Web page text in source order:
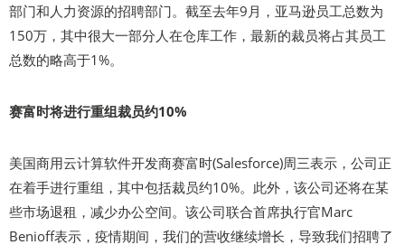
部门和人力资源的招聘部门。截至去年9月，亚马逊员工总数为
150万，其中很大一部分人在仓库工作，最新的裁员将占其员工
总数的略高于1%。
赛富时将进行重组裁员约10%
美国商用云计算软件开发商赛富时(Salesforce)周三表示，公司正
在着手进行重组，其中包括裁员约10%。此外，该公司还将在某
些市场退租，减少办公空间。该公司联合首席执行官Marc
Benioff表示，疫情期间，我们的营收继续增长，导致我们招聘了